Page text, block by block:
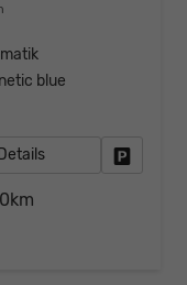
blue
Details